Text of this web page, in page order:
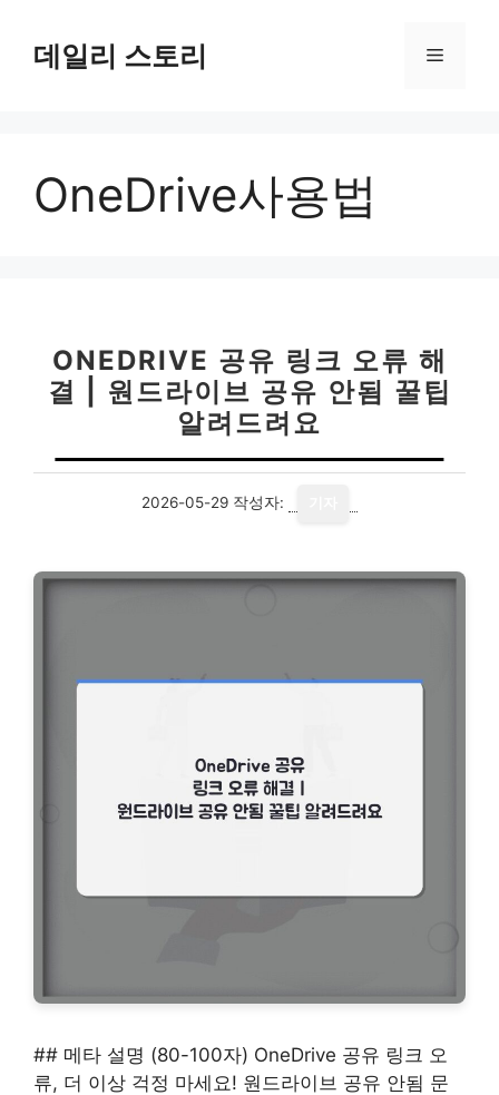
데일리 스토리 메
OneDrive사용법
ONEDRIVE 공유 링크 오류 해
결 | 원드라이브 공유 안됨 꿀팁
알려드려요
2026-05-29 작성자:
## 메타 설명 (80-100자) OneDrive 공유 링크 오
류, 더 이상 걱정 마세요! 원드라이브 공유 안됨 문